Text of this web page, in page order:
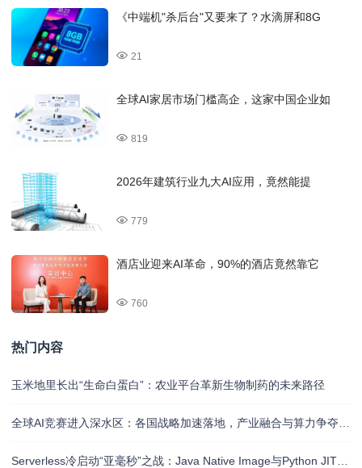
《中端机"杀后台"又要来了？水滴屏和8G
21
全球AI家居市场门槛高企，这家中国企业如
819
2026年建筑行业九大AI应用，竟然能提
779
酒店业迎来AI革命，90%的酒店竟然靠它
760
热门内容
玉米地里长出“生命白蛋白”：农业平台革新生物制药的未来路径